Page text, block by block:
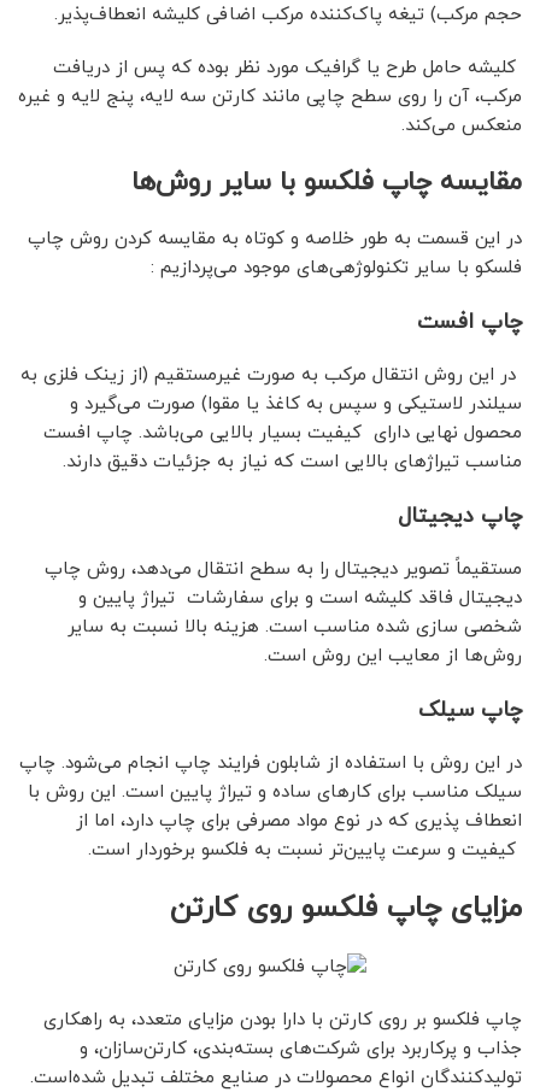
حجم مرکب) تیغه پاک‌کننده مرکب اضافی کلیشه انعطاف‌پذیر.
کلیشه حامل طرح یا گرافیک مورد نظر بوده که پس از دریافت
مرکب، آن را روی سطح چاپی مانند کارتن سه لایه، پنج لایه و غیره
منعکس می‌کند.
مقایسه چاپ فلکسو با سایر روش‌ها
در این قسمت به طور خلاصه و کوتاه به مقایسه کردن روش چاپ
فلسکو با سایر تکنولوژهی‌های موجود می‌پردازیم :
چاپ افست
در این روش انتقال مرکب به صورت غیرمستقیم (از زینک فلزی به
سیلندر لاستیکی و سپس به کاغذ یا مقوا) صورت می‌گیرد و
محصول نهایی دارای کیفیت بسیار بالایی می‌باشد. چاپ افست
مناسب تیراژهای بالایی است که نیاز به جزئیات دقیق دارند.
چاپ دیجیتال
مستقیماً تصویر دیجیتال را به سطح انتقال می‌دهد، روش چاپ
دیجیتال فاقد کلیشه است و برای سفارشات تیراژ پایین و
شخصی سازی شده مناسب است. هزینه بالا نسبت به سایر
روش‌ها از معایب این روش است.
چاپ سیلک
در این روش با استفاده از شابلون فرایند چاپ انجام می‌شود. چاپ
سیلک مناسب برای کارهای ساده و تیراژ پایین است. این روش با
انعطاف پذیری که در نوع مواد مصرفی برای چاپ دارد، اما از
کیفیت و سرعت پایین‌تر نسبت به فلکسو برخوردار است.
مزایای چاپ فلکسو روی کارتن
چاپ فلکسو بر روی کارتن با دارا بودن مزایای متعدد، به راهکاری
جذاب و پرکاربرد برای شرکت‌های بسته‌بندی، کارتن‌سازان، و
تولیدکنندگان انواع محصولات در صنایع مختلف تبدیل شده‌است.